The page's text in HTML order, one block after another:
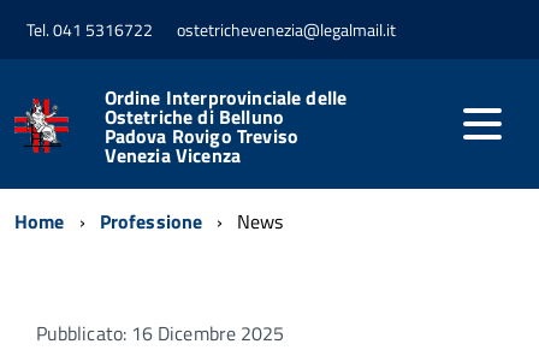
Tel. 041 5316722 ostetrichevenezia@legalmail.it
Ordine Interprovinciale delle
Ostetriche di Belluno
Padova Rovigo Treviso
Venezia Vicenza
Home Professione News
Pubblicato: 16 Dicembre 2025